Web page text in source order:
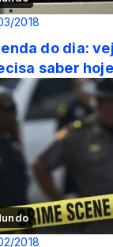
2018
do dia:
saber
2018